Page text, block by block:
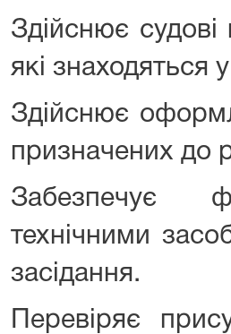
Здійснює
які знаходяться
Здійснює
призначених до
Забезпечує
технічними
засідання.
Перевіряє